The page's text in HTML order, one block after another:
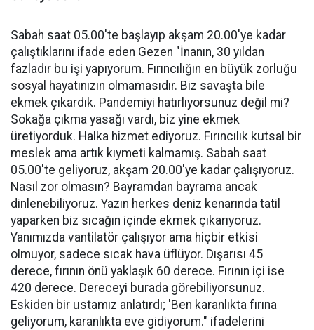
Sabah saat 05.00'te başlayıp akşam 20.00'ye kadar
çalıştıklarını ifade eden Gezen "İnanın, 30 yıldan
fazladır bu işi yapıyorum. Fırıncılığın en büyük zorluğu
sosyal hayatınızın olmamasıdır. Biz savaşta bile
ekmek çıkardık. Pandemiyi hatırlıyorsunuz değil mi?
Sokağa çıkma yasağı vardı, biz yine ekmek
üretiyorduk. Halka hizmet ediyoruz. Fırıncılık kutsal bir
meslek ama artık kıymeti kalmamış. Sabah saat
05.00'te geliyoruz, akşam 20.00'ye kadar çalışıyoruz.
Nasıl zor olmasın? Bayramdan bayrama ancak
dinlenebiliyoruz. Yazın herkes deniz kenarında tatil
yaparken biz sıcağın içinde ekmek çıkarıyoruz.
Yanımızda vantilatör çalışıyor ama hiçbir etkisi
olmuyor, sadece sıcak hava üflüyor. Dışarısı 45
derece, fırının önü yaklaşık 60 derece. Fırının içi ise
420 derece. Dereceyi burada görebiliyorsunuz.
Eskiden bir ustamız anlatırdı; 'Ben karanlıkta fırına
geliyorum, karanlıkta eve gidiyorum." ifadelerini